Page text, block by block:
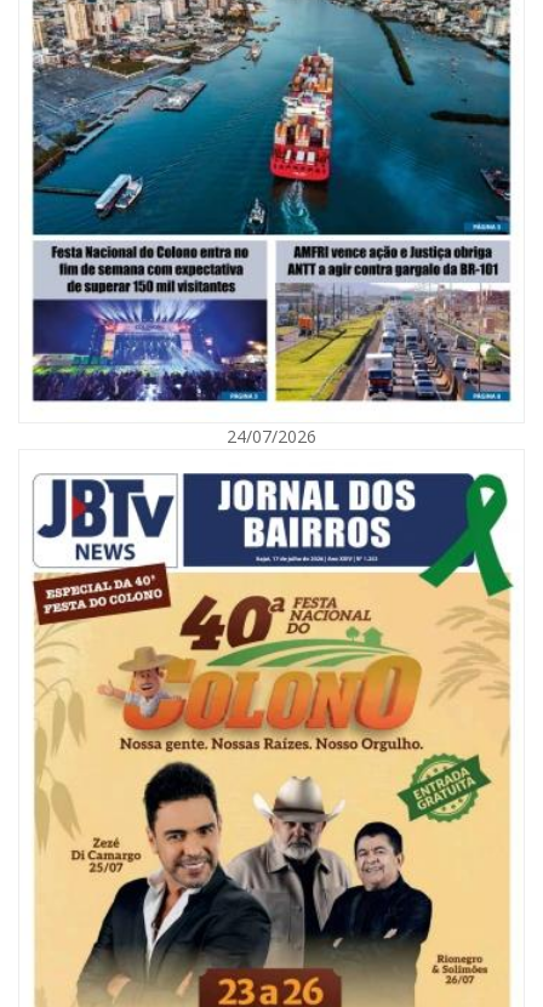
08/08/2026 | 07:00
Saúde de BC abre inscrições para Oficina Regional de Qualidade em
Vigilância Sanitária
PENHA
08/08/2026 | 07:00
Reservatórios de Penha são higienizados com ajuda de mergulhadores e
sem interrupção no abastecimento
ITAJAÍ
24/07/2026